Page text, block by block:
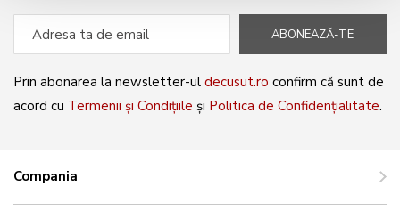
ABONEAZĂ-TE
Prin abonarea la newsletter-ul decusut.ro confirm că sunt de
acord cu Termenii și Condițiile și Politica de Confidențialitate.
Compania